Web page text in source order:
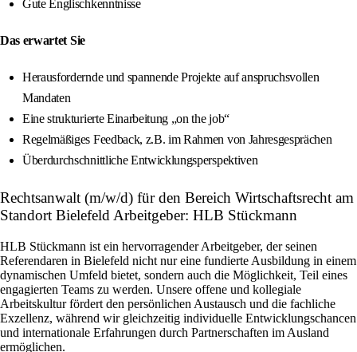
Gute Englischkenntnisse
Das erwartet Sie
Herausfordernde und spannende Projekte auf anspruchsvollen
Mandaten
Eine strukturierte Einarbeitung „on the job“
Regelmäßiges Feedback, z.B. im Rahmen von Jahresgesprächen
Überdurchschnittliche Entwicklungsperspektiven
Rechtsanwalt (m/w/d) für den Bereich Wirtschaftsrecht am
Standort Bielefeld Arbeitgeber: HLB Stückmann
HLB Stückmann ist ein hervorragender Arbeitgeber, der seinen
Referendaren in Bielefeld nicht nur eine fundierte Ausbildung in einem
dynamischen Umfeld bietet, sondern auch die Möglichkeit, Teil eines
engagierten Teams zu werden. Unsere offene und kollegiale
Arbeitskultur fördert den persönlichen Austausch und die fachliche
Exzellenz, während wir gleichzeitig individuelle Entwicklungschancen
und internationale Erfahrungen durch Partnerschaften im Ausland
ermöglichen.